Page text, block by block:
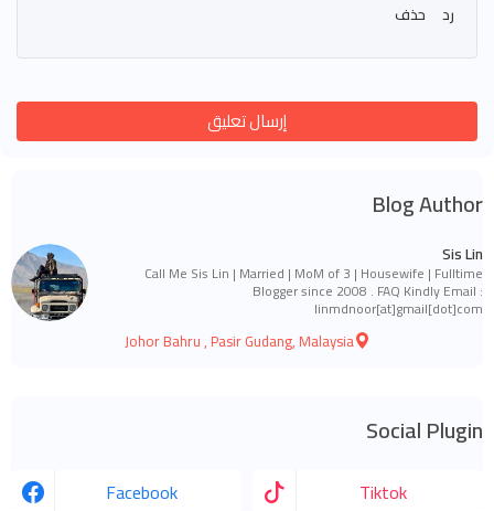
رد
حذف
إرسال تعليق
Blog Author
Sis Lin
Call Me Sis Lin | Married | MoM of 3 | Housewife | Fulltime
Blogger since 2008 . FAQ Kindly Email :
linmdnoor[at]gmail[dot]com
Johor Bahru , Pasir Gudang, Malaysia
Social Plugin
Facebook
Tiktok